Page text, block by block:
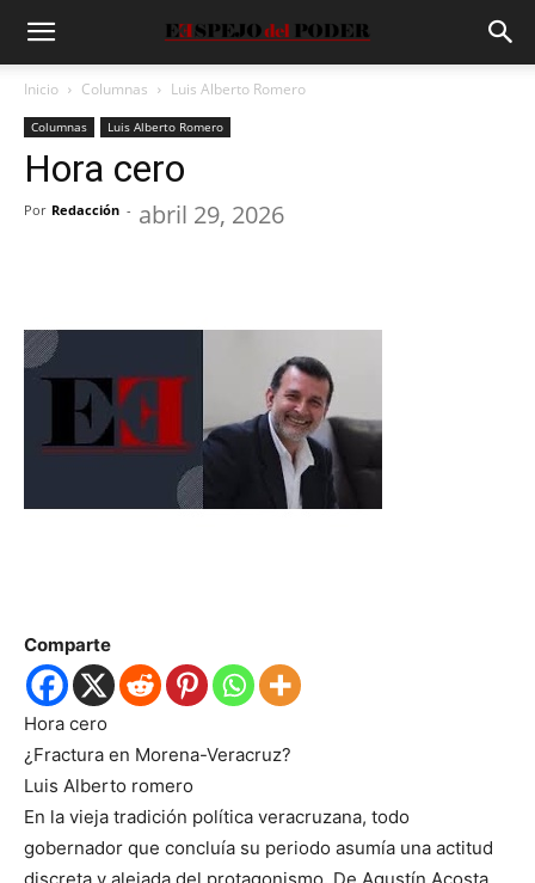
Inicio Columnas Luis Alberto Romero
Columnas Luis Alberto Romero
Hora cero
Por Redacción - abril 29, 2026
Comparte
Hora cero
¿Fractura en Morena-Veracruz?
Luis Alberto romero
En la vieja tradición política veracruzana, todo
gobernador que concluía su periodo asumía una actitud